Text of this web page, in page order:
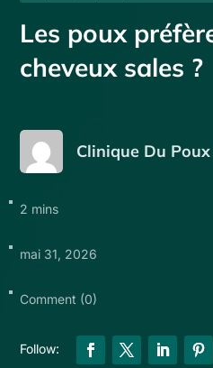
Les poux
cheveux sales ?
Clinique Du Poux
2 mins
mai 31, 2026
Comment (0)